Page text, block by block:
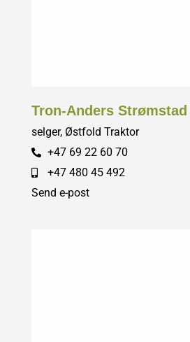
Tron-Anders Strømstad
selger, Østfold Traktor
+47 69 22 60 70
+47 480 45 492
Send e-post